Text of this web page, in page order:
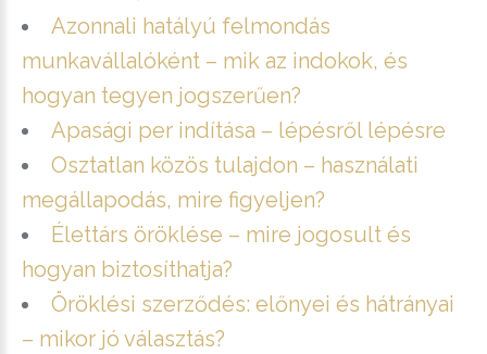
Azonnali hatályú felmondás
munkavállalóként – mik az indokok, és
hogyan tegyen jogszerűen?
Apasági per indítása – lépésről lépésre
Osztatlan közös tulajdon – használati
megállapodás, mire figyeljen?
Élettárs öröklése – mire jogosult és
hogyan biztosíthatja?
Öröklési szerződés: előnyei és hátrányai
– mikor jó választás?